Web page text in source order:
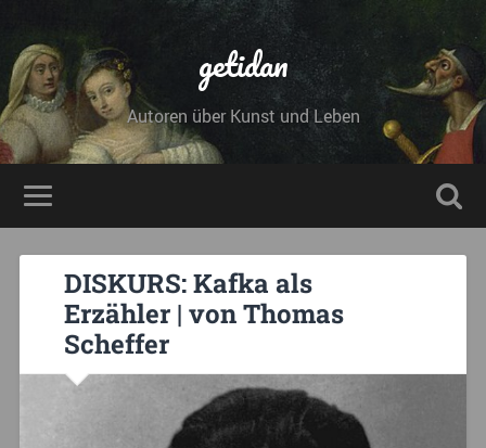
getidan
Autoren über Kunst und Leben
DISKURS: Kafka als
Erzähler | von Thomas
Scheffer